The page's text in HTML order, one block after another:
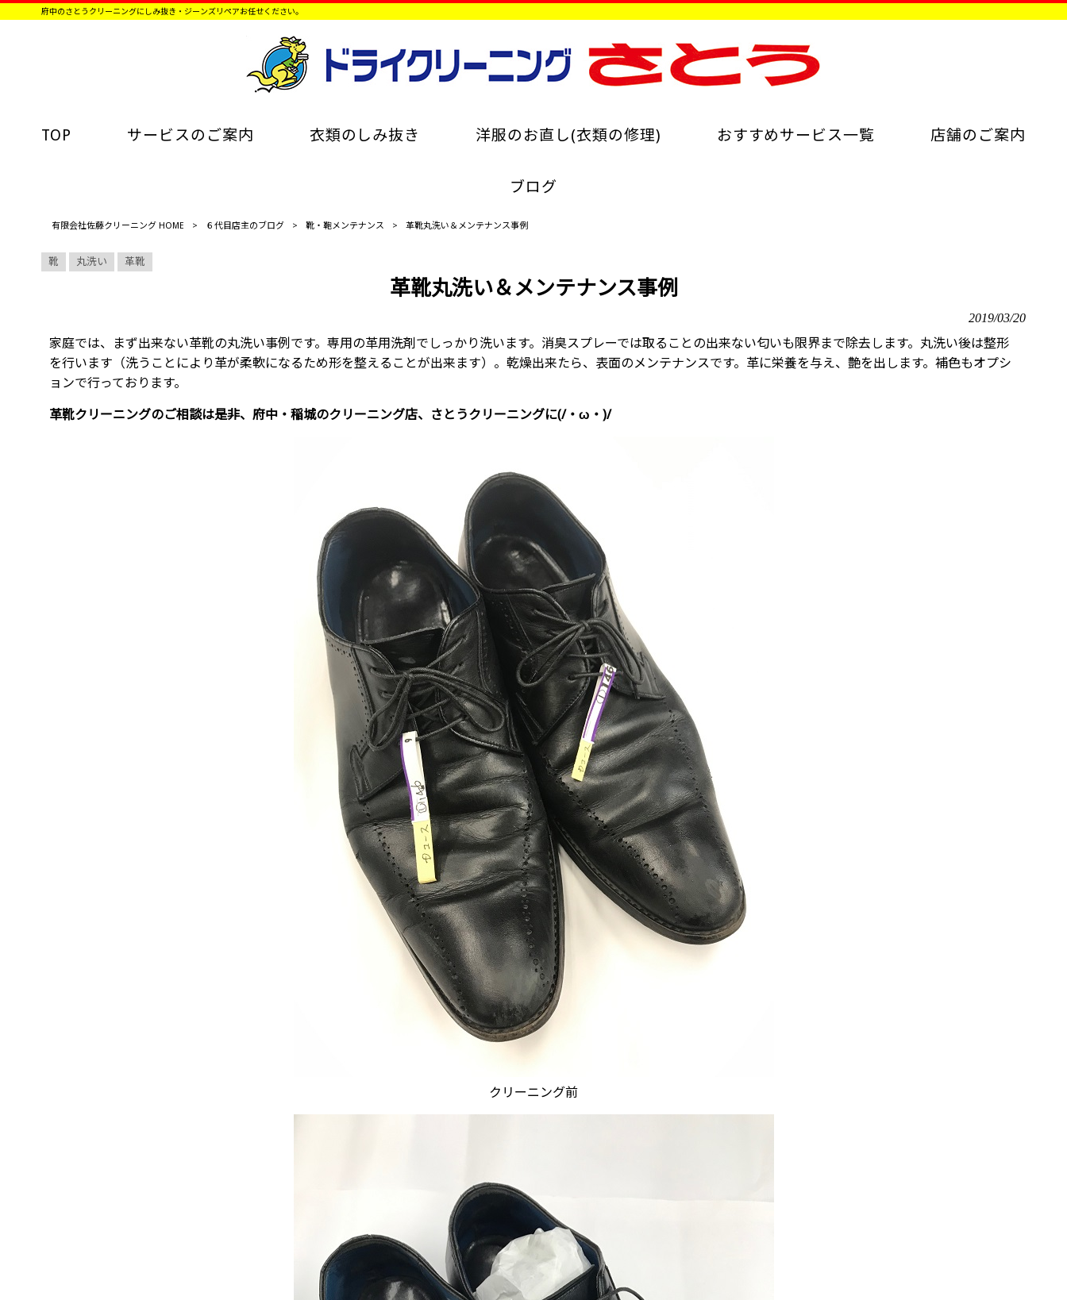
府中のさとうクリーニングにしみ抜き・ジーンズリペアお任せください。
TOP サービスのご案内 衣類のしみ抜き 洋服のお直し(衣類の修理) おすすめサービス一覧 店舗のご案内
ブログ
有限会社佐藤クリーニング HOME > ６代目店主のブログ > 靴・鞄メンテナンス > 革靴丸洗い＆メンテナンス事例
靴 丸洗い 革靴
革靴丸洗い＆メンテナンス事例
2019/03/20
家庭では、まず出来ない革靴の丸洗い事例です。専用の革用洗剤でしっかり洗います。消臭スプレーでは取ることの出来ない匂いも限界まで除去します。丸洗い後は整形
を行います（洗うことにより革が柔軟になるため形を整えることが出来ます）。乾燥出来たら、表面のメンテナンスです。革に栄養を与え、艶を出します。補色もオプシ
ョンで行っております。
革靴クリーニングのご相談は是非、府中・稲城のクリーニング店、さとうクリーニングに(/・ω・)/
クリーニング前